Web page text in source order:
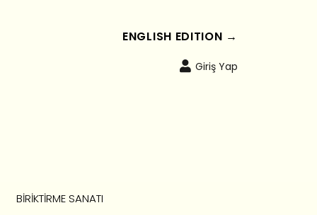
ENGLISH EDITION →
Giriş Yap
BIRIKTIRME SANATI